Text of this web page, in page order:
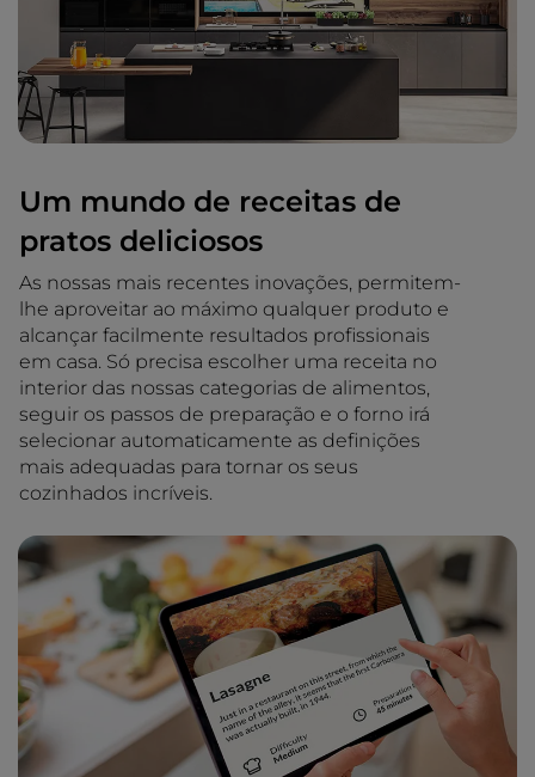
Um mundo de receitas de
pratos deliciosos
As nossas mais recentes inovações, permitem-
lhe aproveitar ao máximo qualquer produto e
alcançar facilmente resultados profissionais
em casa. Só precisa escolher uma receita no
interior das nossas categorias de alimentos,
seguir os passos de preparação e o forno irá
selecionar automaticamente as definições
mais adequadas para tornar os seus
cozinhados incríveis.